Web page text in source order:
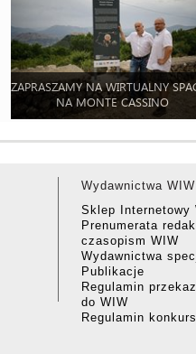
ZAPRASZAMY NA WIRTUALNY
NA MONTE CASSINO
Wydawnictwa WIW
Sklep Internetowy
Prenumerata
czasopism WIW
Wydawnictwa
Publikacje
Regulamin
do WIW
Regulamin